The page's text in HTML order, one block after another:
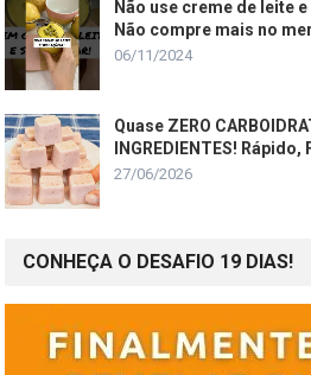
Não use creme de leite
Não compre mais no
06/11/2024
Quase ZERO
INGREDIENTES! Rápido,
27/06/2026
CONHEÇA O DESAFIO 19 DIAS!